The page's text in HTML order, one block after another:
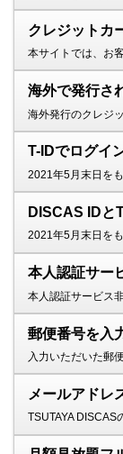
クレジットカ
本サイトでは、お
海外で発行さ
海外発行のクレジ
T-IDでログイ
2021年5月末日を
DISCAS IDと
2021年5月末日を
本人認証サー
本人認証サービス
郵便番号を入
入力いただいた郵
メールアドレ
TSUTAYA DISCAS